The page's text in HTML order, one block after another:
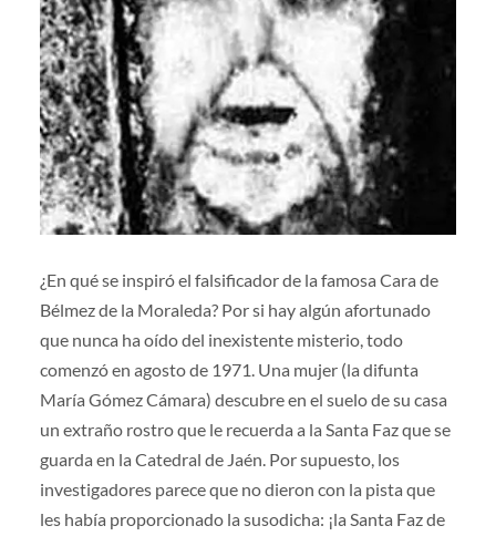
¿En qué se inspiró el falsificador de la famosa Cara de
Bélmez de la Moraleda? Por si hay algún afortunado
que nunca ha oído del inexistente misterio, todo
comenzó en agosto de 1971. Una mujer (la difunta
María Gómez Cámara) descubre en el suelo de su casa
un extraño rostro que le recuerda a la Santa Faz que se
guarda en la Catedral de Jaén. Por supuesto, los
investigadores parece que no dieron con la pista que
les había proporcionado la susodicha: ¡la Santa Faz de